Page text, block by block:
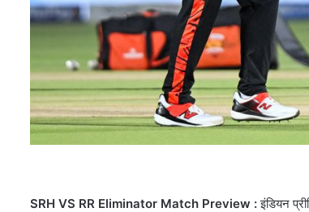
SRH VS RR Eliminator Match Preview :इंडियन